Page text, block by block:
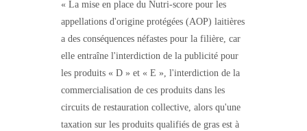
« La mise en place du Nutri-score pour les
appellations d'origine protégées (AOP) laitières
a des conséquences néfastes pour la filière, car
elle entraîne l'interdiction de la publicité pour
les produits « D » et « E », l'interdiction de la
commercialisation de ces produits dans les
circuits de restauration collective, alors qu'une
taxation sur les produits qualifiés de gras est à